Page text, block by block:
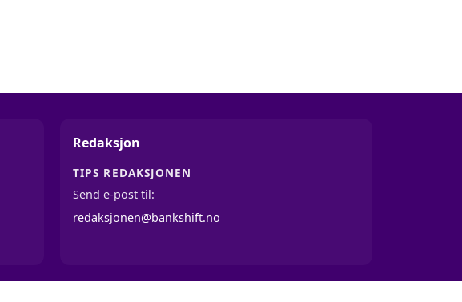
Redaksjon
TIPS REDAKSJONEN
Send e-post til:
redaksjonen@bankshift.no